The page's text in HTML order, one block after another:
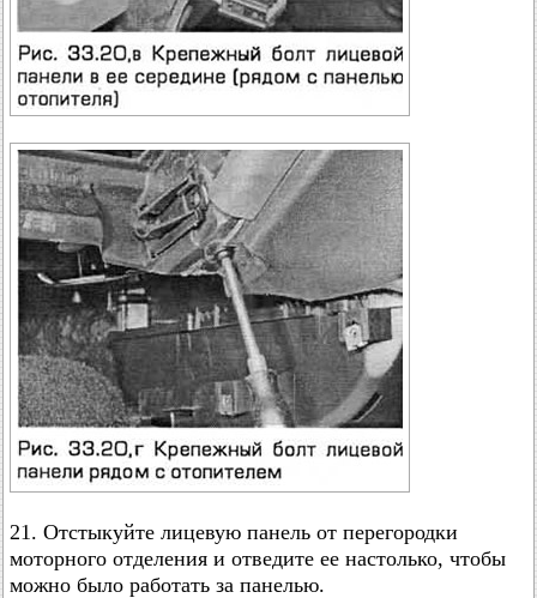
21. Отстыкуйте лицевую панель от перегородки
моторного отделения и отведите ее настолько, чтобы
можно было работать за панелью.